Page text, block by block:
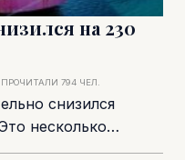
на 230
снизился
несколько
прошлого
ПРОЧИТАЛИ 794 ЧЕЛ.